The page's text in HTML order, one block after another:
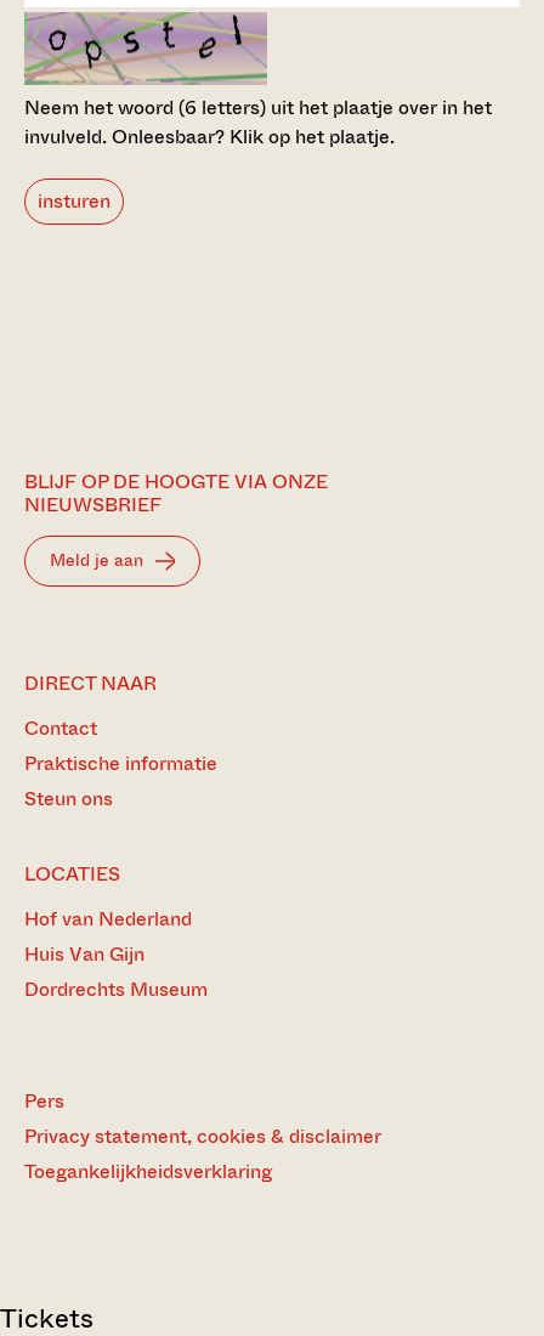
Neem het woord (6 letters) uit het plaatje over in het
invulveld.Onleesbaar? Klik op het plaatje.
insturen
BLIJF OP DE HOOGTE VIA ONZE
NIEUWSBRIEF
Meld je aan
DIRECT NAAR
Contact
Praktische informatie
Steun ons
LOCATIES
Hof van Nederland
Huis Van Gijn
Dordrechts Museum
Pers
Privacy statement, cookies & disclaimer
Toegankelijkheidsverklaring
Tickets